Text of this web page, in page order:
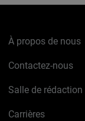
À propos de nous
Contactez-nous
Salle de rédaction
Carrières